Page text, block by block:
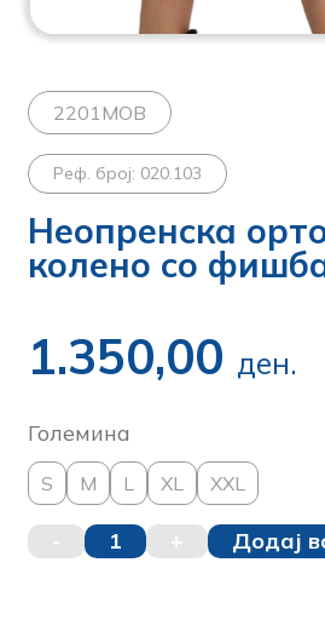
2201MOB
Реф. број: 020.103
Неопренска
колено со
1.350,00 ден.
Големина
S M L XL XXL
- 1 + Додај